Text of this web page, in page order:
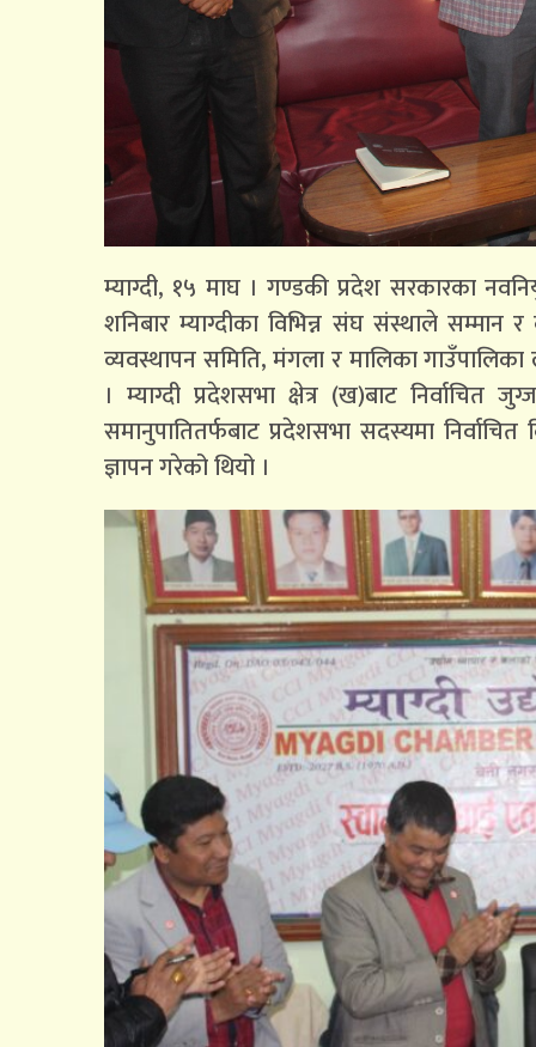
म्याग्दी, १५ माघ । गण्डकी प्रदेश सरकारका
शनिबार म्याग्दीका विभिन्न संघ संस्थाले सम्मान
व्यवस्थापन समिति, मंगला र मालिका
। म्याग्दी प्रदेशसभा क्षेत्र (ख)बाट निर्वाचित
समानुपातितर्फबाट प्रदेशसभा सदस्यमा
ज्ञापन गरेको थियो ।